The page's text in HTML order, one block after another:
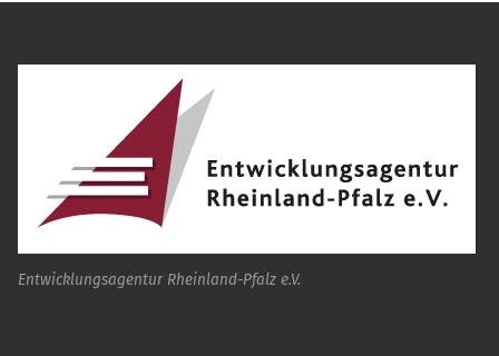
Entwicklungsagentur Rheinland-Pfalz e.V.